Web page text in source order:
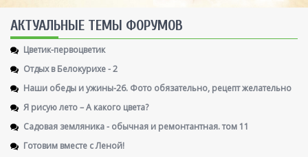
AКТУАЛЬНЫЕ ТЕМЫ ФОРУМОВ
Цветик-первоцветик
Отдых в Белокурихе - 2
Наши обеды и ужины-26. Фото обязательно, рецепт желательно
Я рисую лето – А какого цвета?
Садовая земляника - обычная и ремонтантная. том 11
Готовим вместе с Леной!